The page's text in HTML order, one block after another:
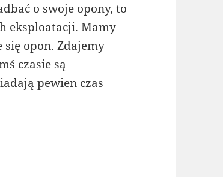
o swoje opony, to
eksploatacji. Mamy
opon. Zdajemy
czasie są
pewien czas